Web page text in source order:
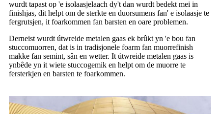
wurdt tapast op 'e isolaasjelaach dy't dan wurdt bedekt mei in
finishjas, dit helpt om de sterkte en duorsumens fan' e isolaasje te
fergrutsjen, it foarkommen fan barsten en oare problemen.
Derneist wurdt útwreide metalen gaas ek brûkt yn 'e bou fan
stuccomuorren, dat is in tradisjonele foarm fan muorrefinish
makke fan semint, sân en wetter. It útwreide metalen gaas is
ynbêde yn it wiete stuccogemik en helpt om de muorre te
fersterkjen en barsten te foarkommen.